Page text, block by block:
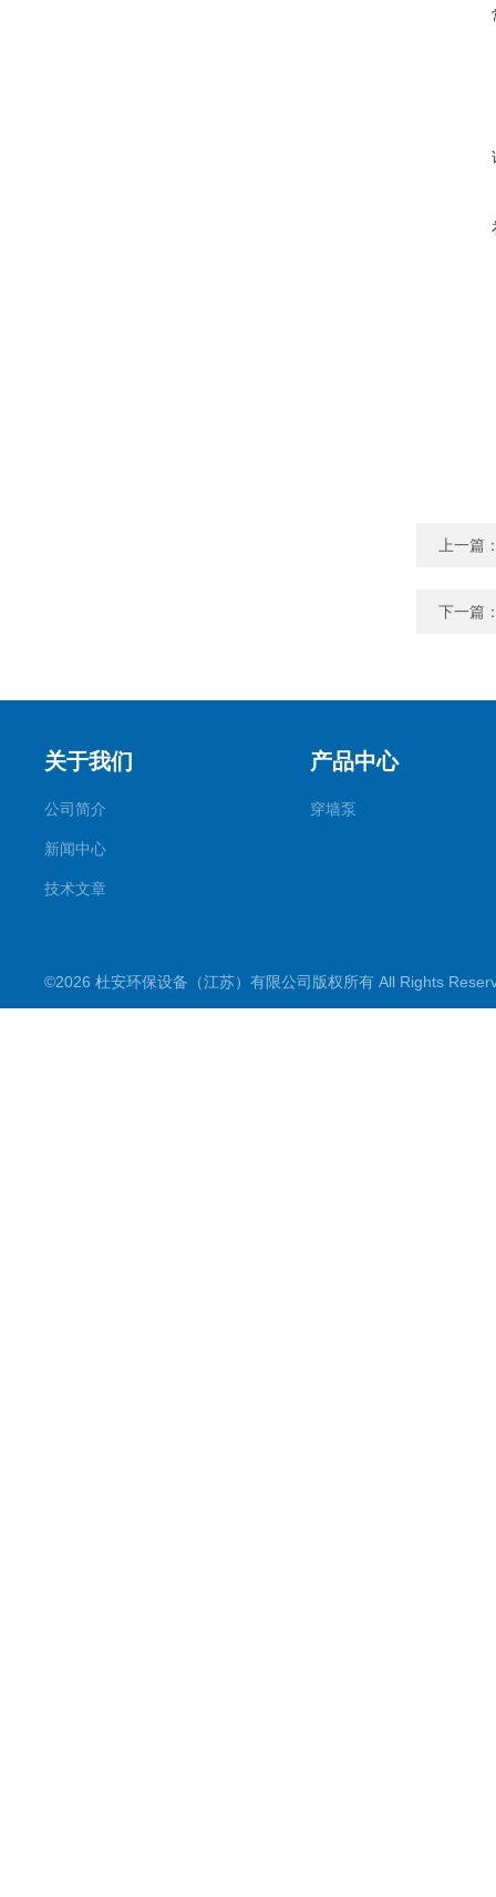
上一篇
下一篇
关于我们
公司简介
新闻中心
技术文章
产品中心
穿墙泵
©2026 杜安环保设备（江苏）有限公司版权所有 All Rights